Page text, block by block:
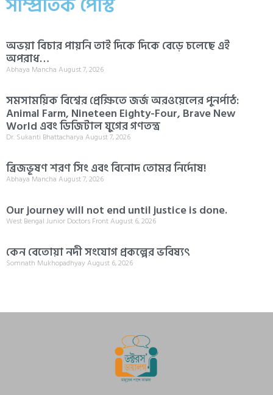
অভয়া বিচার পায়নি তাই দিকে দিকে বেড়ে চলেছে এই
অপরাধ…
Abhaya Mancha August 7, 2026
সমসাময়িক বিশ্বের প্রেক্ষিতে জর্জ অরওয়েলের পুনর্পাঠ:
Animal Farm, Nineteen Eighty-Four, Brave New
World এবং ডিজিটাল যুগের গণতন্ত্র
Dr. Sukanti Bhattacharya August 7, 2026
ব্রিজভূষণ শরণ সিং এবং বিনোদ তোমর নির্দোষ!
Abhaya Mancha August 7, 2026
Our journey will not end until justice is done.
West Bengal Junior Doctors FrontAugust 6, 2026
কেন বেতোয়া নদী সংযোগ প্রকল্পের ভবিষ্যৎ
Somnath MukhopadhyayAugust 6, 2026